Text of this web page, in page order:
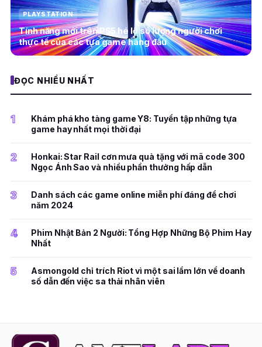
PLAYSTATION
Tính năng mới trên PS5 hé lộ số lượng người chơi
thực tế của các tựa game hàng đầu
ĐỌC NHIỀU NHẤT
1
Khám phá kho tàng game Y8: Tuyển tập những tựa
game hay nhất mọi thời đại
2
Honkai: Star Rail cơn mưa quà tặng với mã code 300
Ngọc Ánh Sao và nhiều phần thưởng hấp dẫn
3
Danh sách các game online miễn phí đáng để chơi
năm 2024
4
Phim Nhật Bản 2 Người: Tổng Hợp Những Bộ Phim Hay
Nhất
5
Asmongold chỉ trích Riot vì một sai lầm lớn về doanh
số dẫn đến việc sa thải nhân viên